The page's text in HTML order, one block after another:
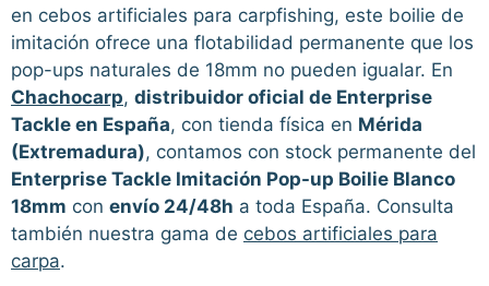
en cebos artificiales para carpfishing, este boilie de
imitación ofrece una flotabilidad permanente que los
pop-ups naturales de 18mm no pueden igualar. En
Chachocarp, distribuidor oficial de Enterprise
Tackle en España, con tienda física en Mérida
(Extremadura), contamos con stock permanente del
Enterprise Tackle Imitación Pop-up Boilie Blanco
18mm con envío 24/48h a toda España. Consulta
también nuestra gama de cebos artificiales para
carpa.